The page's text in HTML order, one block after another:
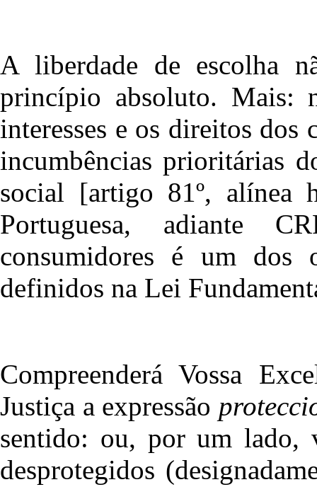
A liberdade de escolha
princípio absoluto. Mais:
interesses e os direitos dos
incumbências prioritárias
social [artigo 81º, alínea
Portuguesa, adiante
consumidores é um dos
definidos na Lei
Compreenderá Vossa
Justiça a expressão
sentido: ou, por um lado,
desprotegidos